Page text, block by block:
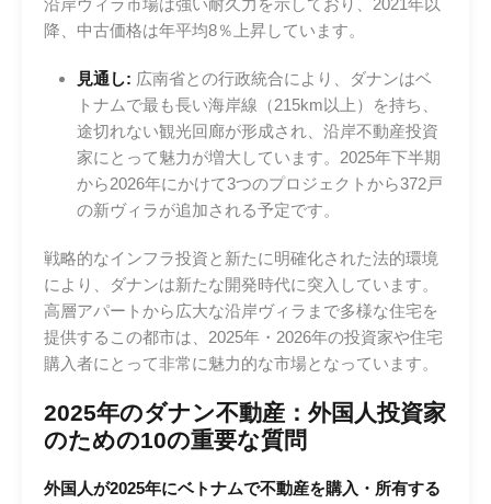
沿岸ヴィラ市場は強い耐久力を示しており、2021年以
降、中古価格は年平均8％上昇しています。
見通し: 広南省との行政統合により、ダナンはベ
トナムで最も長い海岸線（215km以上）を持ち、
途切れない観光回廊が形成され、沿岸不動産投資
家にとって魅力が増大しています。2025年下半期
から2026年にかけて3つのプロジェクトから372戸
の新ヴィラが追加される予定です。
戦略的なインフラ投資と新たに明確化された法的環境
により、ダナンは新たな開発時代に突入しています。
高層アパートから広大な沿岸ヴィラまで多様な住宅を
提供するこの都市は、2025年・2026年の投資家や住宅
購入者にとって非常に魅力的な市場となっています。
2025年のダナン不動産：外国人投資家
のための10の重要な質問
外国人が2025年にベトナムで不動産を購入・所有する